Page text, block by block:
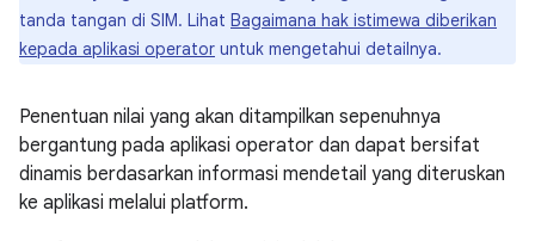
tanda tangan di SIM. Lihat Bagaimana hak istimewa diberikan
kepada aplikasi operator untuk mengetahui detailnya.
Penentuan nilai yang akan ditampilkan sepenuhnya
bergantung pada aplikasi operator dan dapat bersifat
dinamis berdasarkan informasi mendetail yang diteruskan
ke aplikasi melalui platform.